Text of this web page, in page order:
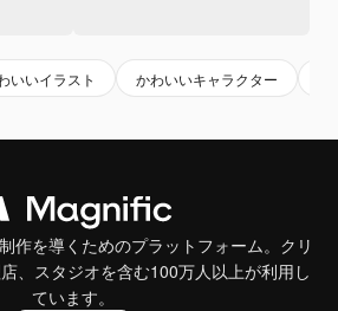
いいイラスト かわいいキャラクター
作を導くためのプラットフォーム。クリ
、スタジオを含む100万人以上が利用し
ています。